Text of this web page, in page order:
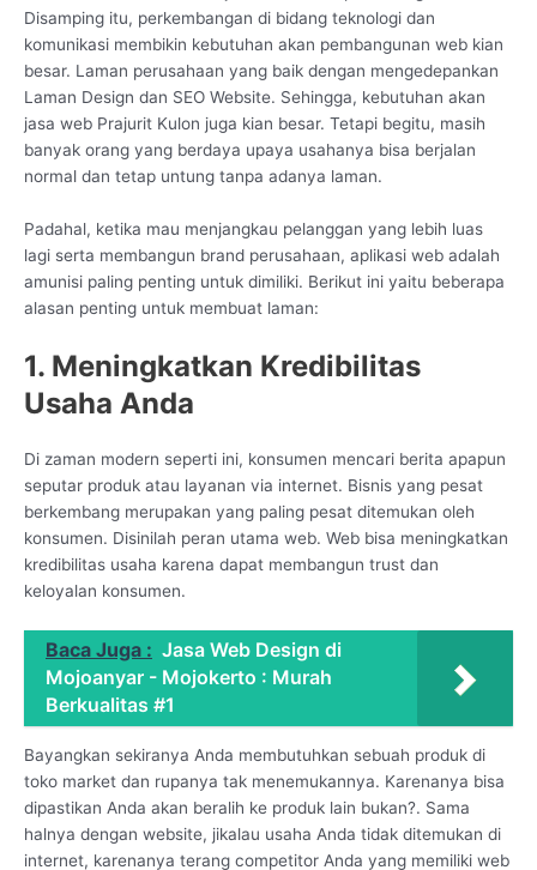
Disamping itu, perkembangan di bidang teknologi dan
komunikasi membikin kebutuhan akan pembangunan web kian
besar. Laman perusahaan yang baik dengan mengedepankan
Laman Design dan SEO Website. Sehingga, kebutuhan akan
jasa web Prajurit Kulon juga kian besar. Tetapi begitu, masih
banyak orang yang berdaya upaya usahanya bisa berjalan
normal dan tetap untung tanpa adanya laman.
Padahal, ketika mau menjangkau pelanggan yang lebih luas
lagi serta membangun brand perusahaan, aplikasi web adalah
amunisi paling penting untuk dimiliki. Berikut ini yaitu beberapa
alasan penting untuk membuat laman:
1. Meningkatkan Kredibilitas
Usaha Anda
Di zaman modern seperti ini, konsumen mencari berita apapun
seputar produk atau layanan via internet. Bisnis yang pesat
berkembang merupakan yang paling pesat ditemukan oleh
konsumen. Disinilah peran utama web. Web bisa meningkatkan
kredibilitas usaha karena dapat membangun trust dan
keloyalan konsumen.
Baca Juga : Jasa Web Design di
Mojoanyar - Mojokerto : Murah
Berkualitas #1
Bayangkan sekiranya Anda membutuhkan sebuah produk di
toko market dan rupanya tak menemukannya. Karenanya bisa
dipastikan Anda akan beralih ke produk lain bukan?. Sama
halnya dengan website, jikalau usaha Anda tidak ditemukan di
internet, karenanya terang competitor Anda yang memiliki web